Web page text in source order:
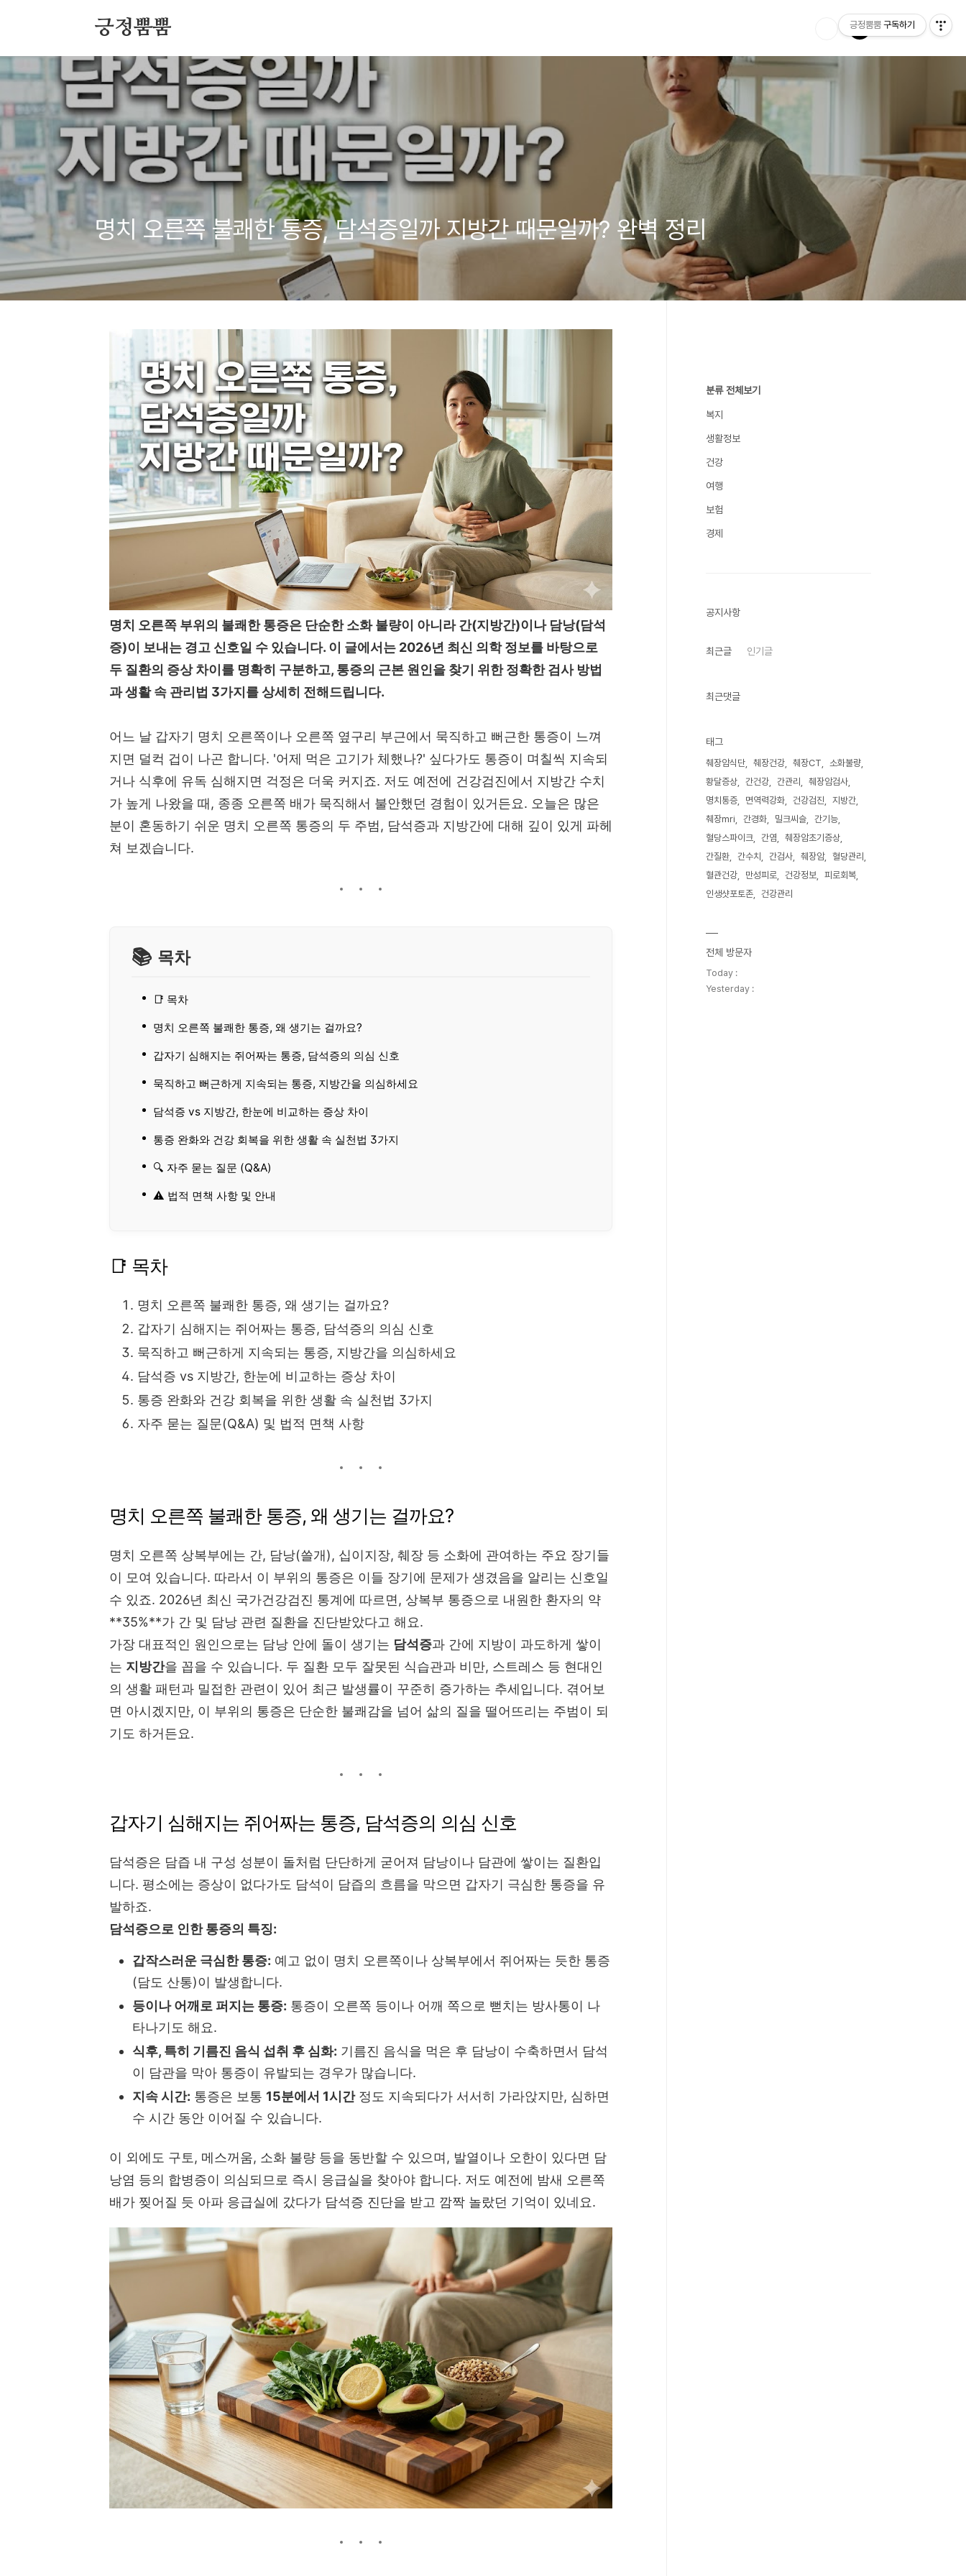
긍정뿜뿜
명치 오른쪽 불쾌한 통증, 담석증일까 지방간 때문일까? 완벽 정리
명치 오른쪽 부위의 불쾌한 통증은 단순한 소화 불량이 아니라 간(지방간)이나 담낭(담석
증)이 보내는 경고 신호일 수 있습니다. 이 글에서는 2026년 최신 의학 정보를 바탕으로
두 질환의 증상 차이를 명확히 구분하고, 통증의 근본 원인을 찾기 위한 정확한 검사 방법
과 생활 속 관리법 3가지를 상세히 전해드립니다.
어느 날 갑자기 명치 오른쪽이나 오른쪽 옆구리 부근에서 묵직하고 뻐근한 통증이 느껴
지면 덜컥 겁이 나곤 합니다. '어제 먹은 고기가 체했나?' 싶다가도 통증이 며칠씩 지속되
거나 식후에 유독 심해지면 걱정은 더욱 커지죠. 저도 예전에 건강검진에서 지방간 수치
가 높게 나왔을 때, 종종 오른쪽 배가 묵직해서 불안했던 경험이 있거든요. 오늘은 많은
분이 혼동하기 쉬운 명치 오른쪽 통증의 두 주범, 담석증과 지방간에 대해 깊이 있게 파헤
쳐 보겠습니다.
목차
📑 목차
명치 오른쪽 불쾌한 통증, 왜 생기는 걸까요?
갑자기 심해지는 쥐어짜는 통증, 담석증의 의심 신호
묵직하고 뻐근하게 지속되는 통증, 지방간을 의심하세요
담석증 vs 지방간, 한눈에 비교하는 증상 차이
통증 완화와 건강 회복을 위한 생활 속 실천법 3가지
🔍 자주 묻는 질문 (Q&A)
⚠️ 법적 면책 사항 및 안내
📑 목차
명치 오른쪽 불쾌한 통증, 왜 생기는 걸까요?
갑자기 심해지는 쥐어짜는 통증, 담석증의 의심 신호
묵직하고 뻐근하게 지속되는 통증, 지방간을 의심하세요
담석증 vs 지방간, 한눈에 비교하는 증상 차이
통증 완화와 건강 회복을 위한 생활 속 실천법 3가지
자주 묻는 질문(Q&A) 및 법적 면책 사항
명치 오른쪽 불쾌한 통증, 왜 생기는 걸까요?
명치 오른쪽 상복부에는 간, 담낭(쓸개), 십이지장, 췌장 등 소화에 관여하는 주요 장기들
이 모여 있습니다. 따라서 이 부위의 통증은 이들 장기에 문제가 생겼음을 알리는 신호일
수 있죠. 2026년 최신 국가건강검진 통계에 따르면, 상복부 통증으로 내원한 환자의 약
**35%**가 간 및 담낭 관련 질환을 진단받았다고 해요.
가장 대표적인 원인으로는 담낭 안에 돌이 생기는 담석증과 간에 지방이 과도하게 쌓이
는 지방간을 꼽을 수 있습니다. 두 질환 모두 잘못된 식습관과 비만, 스트레스 등 현대인
의 생활 패턴과 밀접한 관련이 있어 최근 발생률이 꾸준히 증가하는 추세입니다. 겪어보
면 아시겠지만, 이 부위의 통증은 단순한 불쾌감을 넘어 삶의 질을 떨어뜨리는 주범이 되
기도 하거든요.
갑자기 심해지는 쥐어짜는 통증, 담석증의 의심 신호
담석증은 담즙 내 구성 성분이 돌처럼 단단하게 굳어져 담낭이나 담관에 쌓이는 질환입
니다. 평소에는 증상이 없다가도 담석이 담즙의 흐름을 막으면 갑자기 극심한 통증을 유
발하죠.
담석증으로 인한 통증의 특징:
갑작스러운 극심한 통증: 예고 없이 명치 오른쪽이나 상복부에서 쥐어짜는 듯한 통증
(담도 산통)이 발생합니다.
등이나 어깨로 퍼지는 통증: 통증이 오른쪽 등이나 어깨 쪽으로 뻗치는 방사통이 나
타나기도 해요.
식후, 특히 기름진 음식 섭취 후 심화: 기름진 음식을 먹은 후 담낭이 수축하면서 담석
이 담관을 막아 통증이 유발되는 경우가 많습니다.
지속 시간: 통증은 보통 15분에서 1시간정도 지속되다가 서서히 가라앉지만, 심하면
수 시간 동안 이어질 수 있습니다.
이 외에도 구토, 메스꺼움, 소화 불량 등을 동반할 수 있으며, 발열이나 오한이 있다면 담
낭염 등의 합병증이 의심되므로 즉시 응급실을 찾아야 합니다. 저도 예전에 밤새 오른쪽
배가 찢어질 듯 아파 응급실에 갔다가 담석증 진단을 받고 깜짝 놀랐던 기억이 있네요.
분류 전체보기
복지
생활정보
건강
여행
보험
경제
공지사항
최근글 인기글
최근댓글
태그
췌장암식단 췌장건강 췌장CT
소화불량
황달증상
간건강 간관리
췌장암검사
명치통증
면역력강화 건강검진
지방간
췌장mri
간경화 밀크씨슬
간기능
혈당스파이크
간염
췌장암초기증상
간질환
간수치 간검사 췌장암
혈당관리
혈관건강
만성피로 건강정보
피로회복
인생샷포토존
건강관리
전체 방문자
Today :
Yesterday :
긍정뿜뿜 구독하기